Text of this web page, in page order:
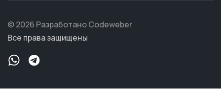
© 2026 Разработано Codeweber
Все права защищены